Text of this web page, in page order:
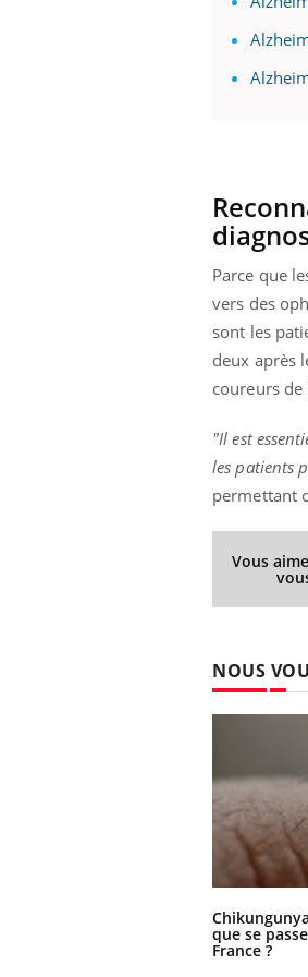
Parce que
vers des
sont les
deux après
coureurs
"Il est
les patients
permettant
Vous
NOUS
que se
France ?